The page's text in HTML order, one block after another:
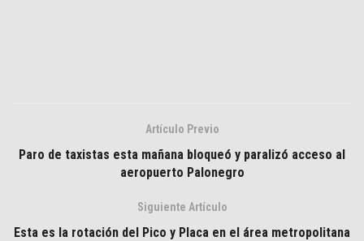
Artículo Previo
Paro de taxistas esta mañana bloqueó y paralizó acceso al
aeropuerto Palonegro
Siguiente Artículo
Esta es la rotación del Pico y Placa en el área metropolitana